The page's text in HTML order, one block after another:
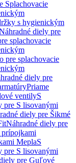
Splachovacie
s hygienickým
diely pre
splachovacie
pre splachovacie
diely pre
Priame
ventilyS
pre S lisovanými
diely pre Šikmé
Náhradné diely pre
MeplaS
pre S lisovanými
pre Guľové